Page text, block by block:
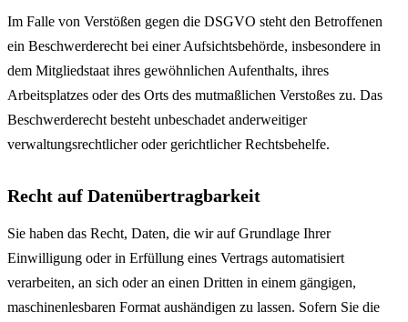
Im Falle von Verstößen gegen die DSGVO steht den Betroffenen
ein Beschwerderecht bei einer Aufsichtsbehörde, insbesondere in
dem Mitgliedstaat ihres gewöhnlichen Aufenthalts, ihres
Arbeitsplatzes oder des Orts des mutmaßlichen Verstoßes zu. Das
Beschwerderecht besteht unbeschadet anderweitiger
verwaltungsrechtlicher oder gerichtlicher Rechtsbehelfe.
Recht auf Daten­übertrag­barkeit
Sie haben das Recht, Daten, die wir auf Grundlage Ihrer
Einwilligung oder in Erfüllung eines Vertrags automatisiert
verarbeiten, an sich oder an einen Dritten in einem gängigen,
maschinenlesbaren Format aushändigen zu lassen. Sofern Sie die